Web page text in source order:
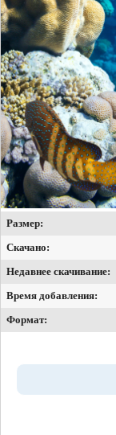
Размер:
Скачано:
Недавнее скачивание:
Время добавления:
Формат: